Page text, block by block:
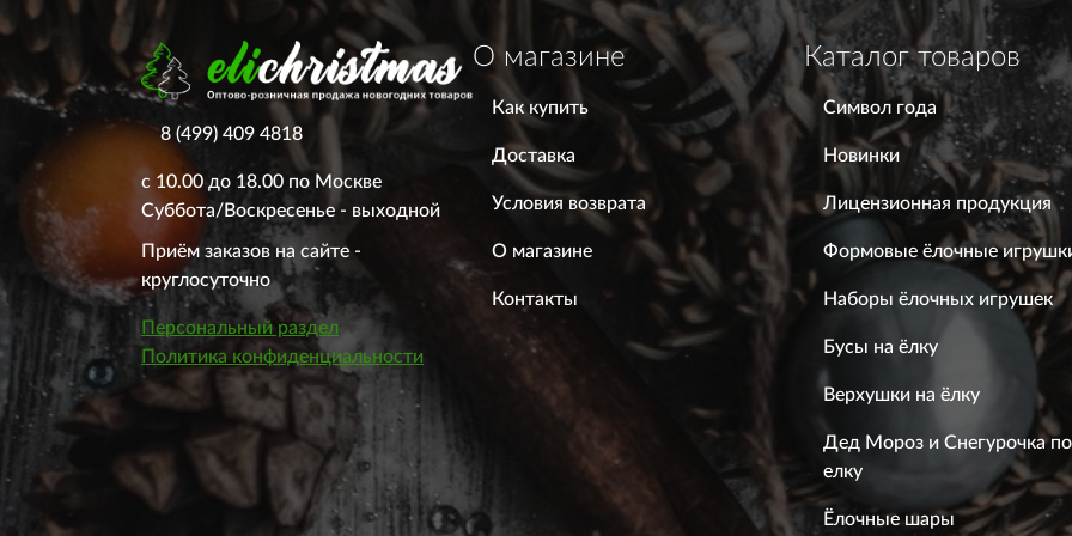
О магазине
Как купить
Доставка
Условия возврата
О магазине
Контакты
Каталог товаров
Символ года
Новинки
Лицензионная продукция
Формовые ёлочные
Наборы ёлочных игрушек
Бусы на ёлку
Верхушки на ёлку
Дед Мороз и Снегурочка
елку
Ёлочные шары
8 (499) 409 4818
с 10.00 до 18.00 по Москве
Суббота/Воскресенье - выходной
Приём заказов на сайте -
круглосуточно
Персональный раздел
Политика конфиденциальности